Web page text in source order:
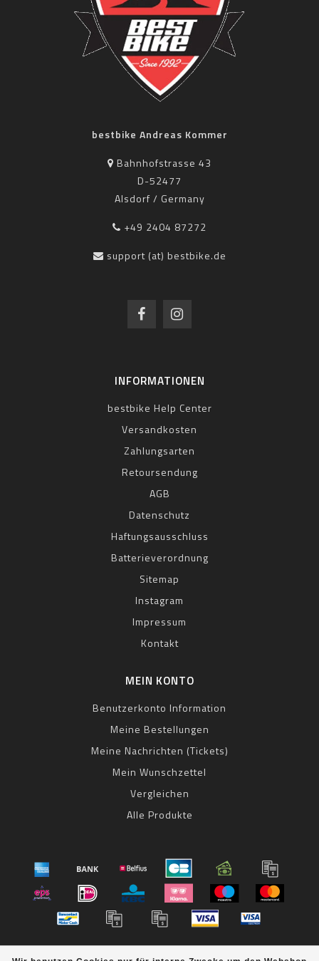
bestbike Andreas Kommer
Bahnhofstrasse 43
D-52477
Alsdorf / Germany
+49 2404 87272
support (at) bestbike.de
INFORMATIONEN
bestbike Help Center
Versandkosten
Zahlungsarten
Retoursendung
AGB
Datenschutz
Haftungsausschluss
Batterieverordnung
Sitemap
Instagram
Impressum
Kontakt
MEIN KONTO
Benutzerkonto Information
Meine Bestellungen
Meine Nachrichten (Tickets)
Mein Wunschzettel
Vergleichen
Alle Produkte
© Copyright 2026 bestbike RADSPORT Andreas Kommer -